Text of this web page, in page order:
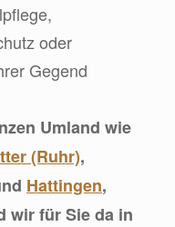
oder
Gegend
Umland wie
(Ruhr),
Hattingen,
wir für Sie da in